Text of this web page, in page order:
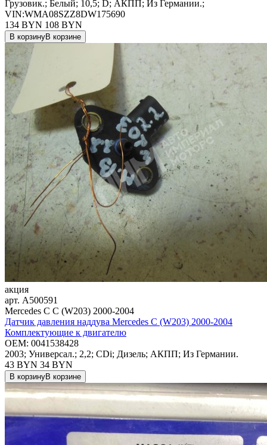
Грузовик.; Белый; 10,5; D; АКПП; Из Германии.;
VIN:WMA08SZZ8DW175690
134 BYN 108 BYN
В корзинуВ корзине
акция
арт. A500591
Mercedes C C (W203) 2000-2004
Датчик давления наддува Mercedes C (W203) 2000-2004
Комплектующие к двигателю
OEM: 0041538428
2003; Универсал.; 2,2; CDi; Дизель; АКПП; Из Германии.
43 BYN 34 BYN
В корзинуВ корзине